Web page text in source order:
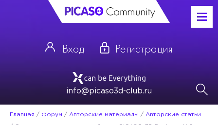
Вход Регистрация
info@picaso3d-club.ru
Главная / Форум / Авторские материалы / Авторские статьи